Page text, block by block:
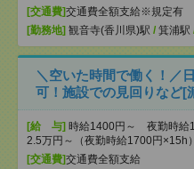
[交通費]交通費全額支給※規定有
[勤務地] 観音寺(香川県)駅 / 箕浦駅
＼空いた時間で働く！／
可！施設での見回りなど[
[給 与] 時給1400円～ 夜勤時
2.5万円～（夜勤時給1700円×15h）
[交通費]交通費全額支給